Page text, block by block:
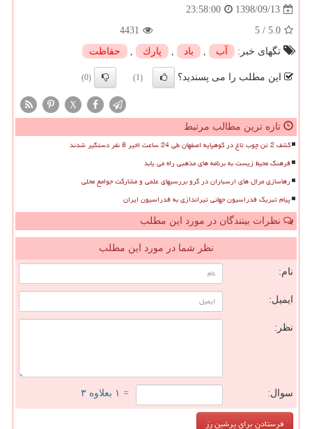
1398/09/13
23:58:00
5.0
/
5
4431
تگهای خبر:
آب , باد , پارك , حفاظت
این مطلب را می پسندید؟ (1)
(0)
X
تازه ترین مطالب مرتبط
کشف 2 تن چوب تاغ در کوهپایه اصفهان طی 24 ساعت اخیر 8 نفر دستگیر شدند
فرهنگ محیط زیست به برنامه های مذهبی راه می یابد
رهاسازی مرال های ارسباران در گرو بررسیهای علمی و مشارکت جوامع محلی
پیام تبریک فدراسیون جهانی تیراندازی به فدراسیون ایران
نظرات بینندگان در مورد این مطلب
نظر شما در مورد این مطلب
نام:
ایمیل:
نظر:
سوال: = ۱ بعلاوه ۳